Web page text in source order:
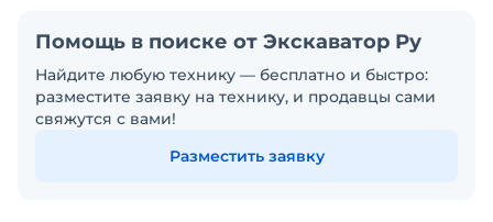
Помощь в поиске от Экскаватор Ру
Найдите любую технику — бесплатно и быстро:
разместите заявку на технику, и продавцы сами
свяжутся с вами!
Разместить заявку